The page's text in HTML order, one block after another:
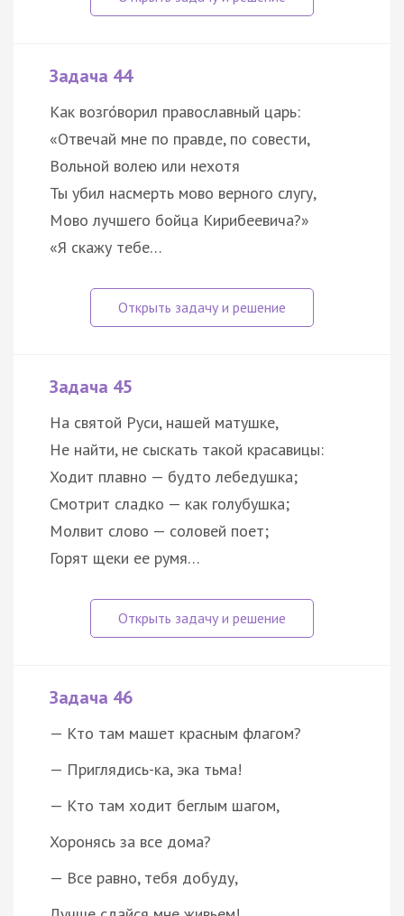
Задача 44
Как возго́ворил православный царь:
«Отвечай мне по правде, по совести,
Вольной волею или нехотя
Ты убил насмерть мово верного слугу,
Мово лучшего бойца Кирибеевича?»
«Я скажу тебе…
Задача 45
На святой Руси, нашей матушке,
Не найти, не сыскать такой красавицы:
Ходит плавно — будто лебедушка;
Смотрит сладко — как голубушка;
Молвит слово — соловей поет;
Горят щеки ее румя…
Задача 46
— Кто там машет красным флагом?
— Приглядись-ка, эка тьма!
— Кто там ходит беглым шагом,
Хоронясь за все дома?
— Все равно, тебя добуду,